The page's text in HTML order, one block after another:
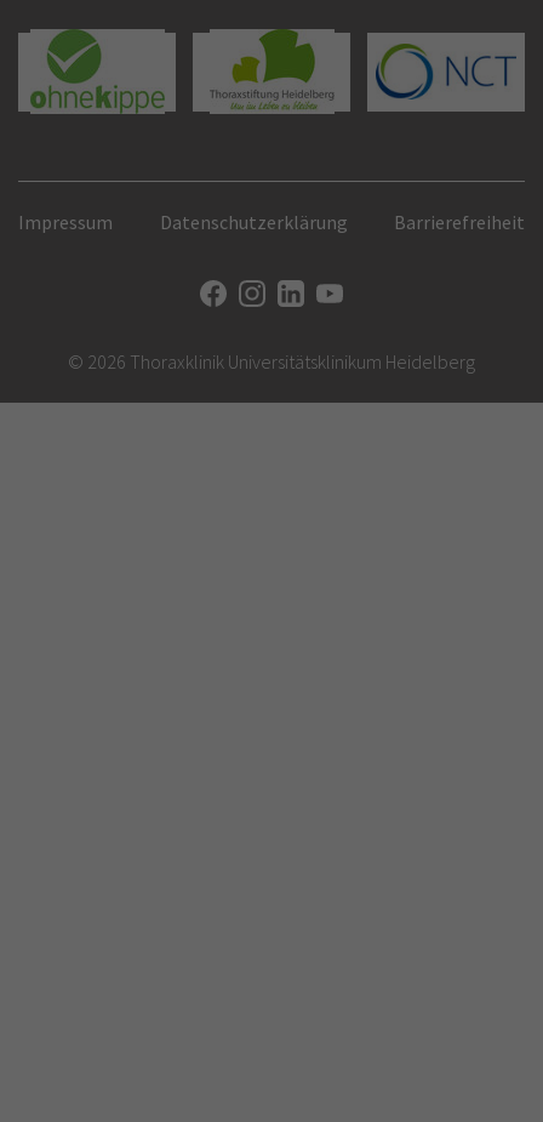
Impressum Datenschutzerklärung Barrierefreiheit
© 2026 Thoraxklinik Universitätsklinikum Heidelberg